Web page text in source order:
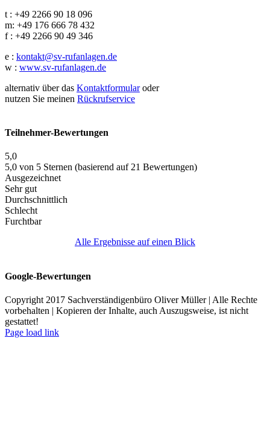
t : +49 2266 90 18 096
m: +49 176 666 78 432
f : +49 2266 90 49 346
e : kontakt@sv-rufanlagen.de
w : www.sv-rufanlagen.de
alternativ über das Kontaktformularoder
nutzen Sie meinen Rückrufservice
Teilnehmer-Bewertungen
5,0
5,0 von 5 Sternen (basierend auf 21 Bewertungen)
Ausgezeichnet
Sehr gut
Durchschnittlich
Schlecht
Furchtbar
Alle Ergebnisse auf einen Blick
Google-Bewertungen
Copyright 2017 Sachverständigenbüro Oliver Müller | Alle Rechte
vorbehalten | Kopieren der Inhalte, auch Auszugsweise, ist nicht
gestattet!
Facebook
X
Instagram
LinkedIn
Xing
E-
Page load link